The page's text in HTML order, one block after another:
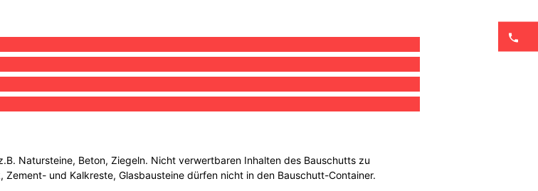
Natursteine, Beton, Ziegeln. Nicht verwertbaren Inhalten des Bauschutts zu
und Kalkreste, Glasbausteine dürfen nicht in den Bauschutt-Container.